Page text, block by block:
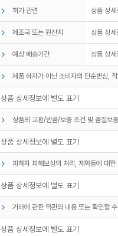
허가 관련 상품 상
제조국 또는 원산지 상품 상
예상 배송기간 상품 상
제품 하자가 아닌 소비자의 단순변심,
상품 상세정보에 별도 표기
상품의 교환/반품/보증 조건 및 품질보
상품 상세정보에 별도 표기
피해자 피해보상의 처리, 재화등에 대
상품 상세정보에 별도 표기
거래에 관한 약관의 내용 또는 확인할
상품 상세정보에 별도 표기